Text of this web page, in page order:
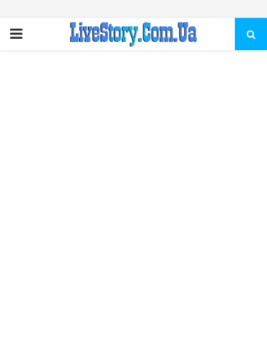
ПЕРВИЧНОЕ